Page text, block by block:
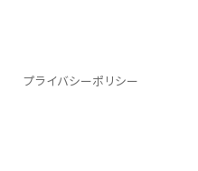
プライバシーポリシー